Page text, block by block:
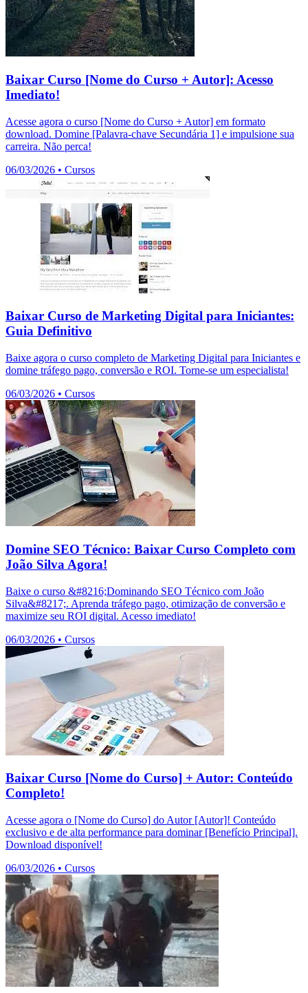
Baixar Curso [Nome do Curso + Autor]: Acesso
Imediato!
Acesse agora o curso [Nome do Curso + Autor] em formato
download. Domine [Palavra-chave Secundária 1] e impulsione sua
carreira. Não perca!
06/03/2026 • Cursos
Baixar Curso de Marketing Digital para Iniciantes:
Guia Definitivo
Baixe agora o curso completo de Marketing Digital para Iniciantes e
domine tráfego pago, conversão e ROI. Torne-se um especialista!
06/03/2026 • Cursos
Domine SEO Técnico: Baixar Curso Completo com
João Silva Agora!
Baixe o curso &#8216;Dominando SEO Técnico com João
Silva&#8217;. Aprenda tráfego pago, otimização de conversão e
maximize seu ROI digital. Acesso imediato!
06/03/2026 • Cursos
Baixar Curso [Nome do Curso] + Autor: Conteúdo
Completo!
Acesse agora o [Nome do Curso] do Autor [Autor]! Conteúdo
exclusivo e de alta performance para dominar [Benefício Principal].
Download disponível!
06/03/2026 • Cursos